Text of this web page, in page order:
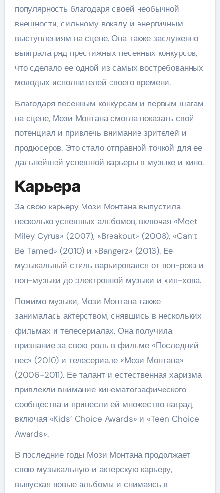
популярность благодаря своей необычной
внешности, сильному вокалу и энергичным
выступлениям на сцене. Она также заслуженно
выиграла ряд престижных песенных конкурсов,
что сделало ее одной из самых востребованных
молодых исполнителей своего времени.
Благодаря песенным конкурсам и первым шагам
на сцене, Мози Монтана смогла показать свой
потенциал и привлечь внимание зрителей и
продюсеров. Это стало отправной точкой для ее
дальнейшей успешной карьеры в музыке и кино.
Карьера
За свою карьеру Мози Монтана выпустила
несколько успешных альбомов, включая «Meet
Miley Cyrus» (2007), «Breakout» (2008), «Can’t
Be Tamed» (2010) и «Bangerz» (2013). Ее
музыкальный стиль варьировался от поп-рока и
поп-музыки до электронной музыки и хип-хопа.
Помимо музыки, Мози Монтана также
занималась актерством, снявшись в нескольких
фильмах и телесериалах. Она получила
признание за свою роль в фильме «Последний
пес» (2010) и телесериале «Мози Монтана»
(2006-2011). Ее талант и естественная харизма
привлекли внимание кинематографического
сообщества и принесли ей множество наград,
включая «Kids’ Choice Awards» и «Teen Choice
Awards».
В последние годы Мози Монтана продолжает
свою музыкальную и актерскую карьеру,
выпуская новые альбомы и снимаясь в